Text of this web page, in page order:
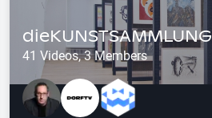
dieKUNSTSAMMLUNG
41 Videos, 3 Members